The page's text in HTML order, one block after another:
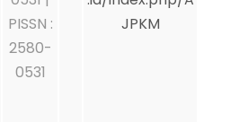
PISSN :
2580-
0531
JPKM